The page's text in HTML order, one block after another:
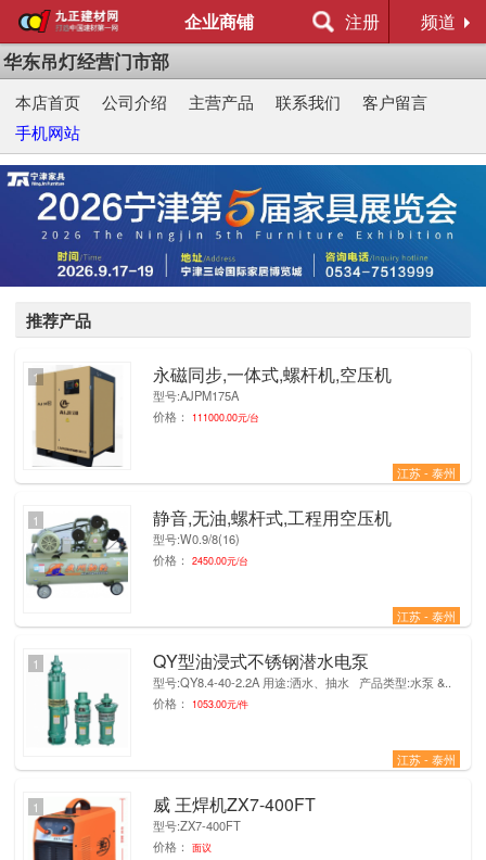
企业商铺 注册 频道
华东吊灯经营门市部
本店首页 公司介绍 主营产品 联系我们
客户留言
手机网站
推荐产品
永磁同步,一体式,螺杆机,空压机
型号:AJPM175A
价格：
111000.00元/台
江苏 - 泰州
1
静音,无油,螺杆式,工程用空压机
型号:W0.9/8(16)
价格：
2450.00元/台
江苏 - 泰州
1
QY型油浸式不锈钢潜水电泵
型号:QY8.4-40-2.2A 用途:洒水、抽水 产品类型:水泵 &..
价格：
1053.00元/件
江苏 - 泰州
1
威 王焊机ZX7-400FT
型号:ZX7-400FT
价格：
面议
1